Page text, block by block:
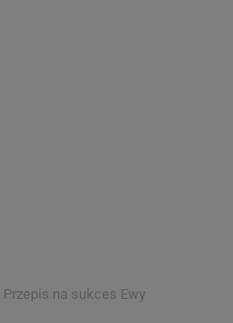
Przepis na sukces Ewy